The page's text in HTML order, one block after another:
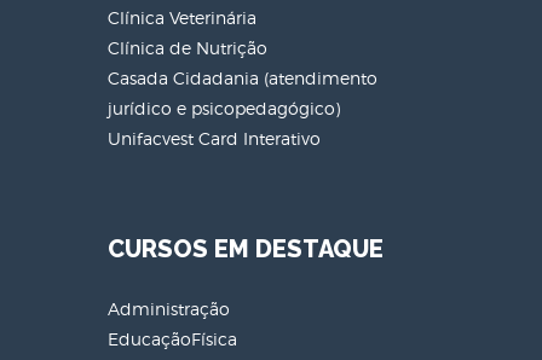
Clínica Veterinária
Clínica de Nutrição
Casada Cidadania (atendimento
jurídico e psicopedagógico)
Unifacvest Card Interativo
CURSOS EM DESTAQUE
Administração
EducaçãoFísica